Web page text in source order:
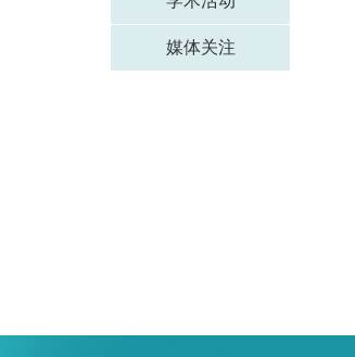
媒体关注